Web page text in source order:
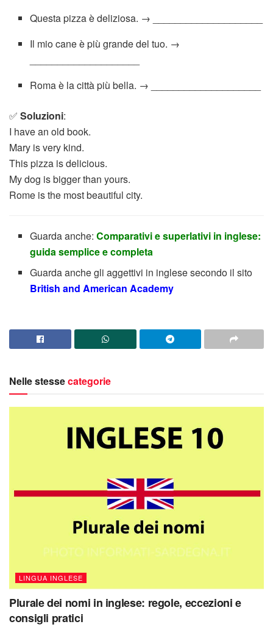
Questa pizza è deliziosa. → ____________________
Il mio cane è più grande del tuo. →
Roma è la città più bella. → ____________________
✅ Soluzioni:
I have an old book.
Mary is very kind.
This pizza is delicious.
My dog is bigger than yours.
Rome is the most beautiful city.
Guarda anche:Comparativi e superlativi in inglese:
guida semplice e completa
Guarda anche gli aggettivi in inglese secondo il sito
British and American Academy
Nelle stessecategorie
LINGUA INGLESE
Plurale dei nomi in inglese: regole, eccezioni e
consigli pratici